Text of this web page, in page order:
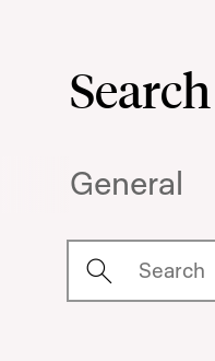
Search
General
Votre
Sélectionner la